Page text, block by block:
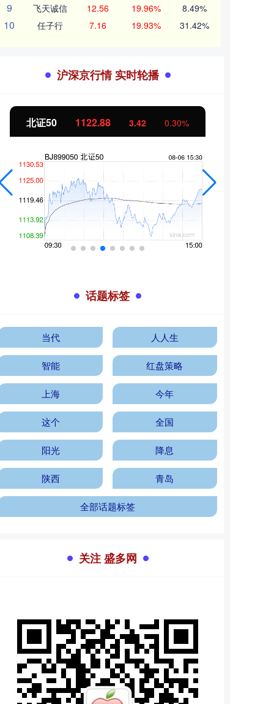
9 飞天诚信 12.56 19.96% 8.49%
10 任子行 7.16 19.93% 31.42%
沪深京行情 实时轮播
北证50 1122.88 3.42 0.30%
话题标签
当代 人人生
智能 红盘策略
上海 今年
这个 全国
阳光 降息
陕西 青岛
全部话题标签
关注 盛多网